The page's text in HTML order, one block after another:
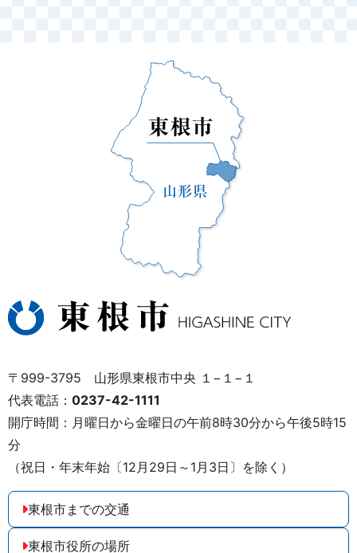
〒999-3795 山形県東根市中央 １−１−１
代表電話： 0237-42-1111
開庁時間：月曜日から金曜日の午前8時30分から午後5時15
分
（祝日・年末年始〔12月29日～1月3日〕を除く）
東根市までの交通
東根市役所の場所